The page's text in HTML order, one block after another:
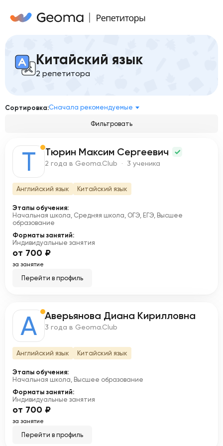
Китайский язык
2 репетитора
Сортировка:Сначала рекомендуемые
Фильтровать
Т Тюрин Максим Сергеевич
2 года в Geoma.Club · 3 ученика
Английский язык Китайский язык
Этапы обучения:
Начальная школа, Средняя школа, ОГЭ, ЕГЭ, Высшее
образование
Форматы занятий:
Индивидуальные занятия
от 700 ₽
за занятие
Перейти в профиль
А Аверьянова Диана Кирилловна
3 года в Geoma.Club
Английский язык Китайский язык
Этапы обучения:
Начальная школа, Высшее образование
Форматы занятий:
Индивидуальные занятия
от 700 ₽
за занятие
Перейти в профиль